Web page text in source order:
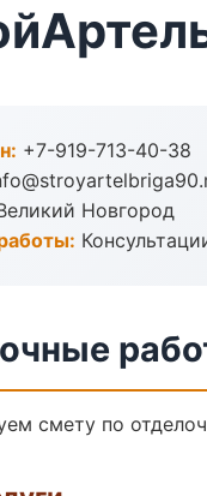
+7-919-713-40-38
Новгород
смету по